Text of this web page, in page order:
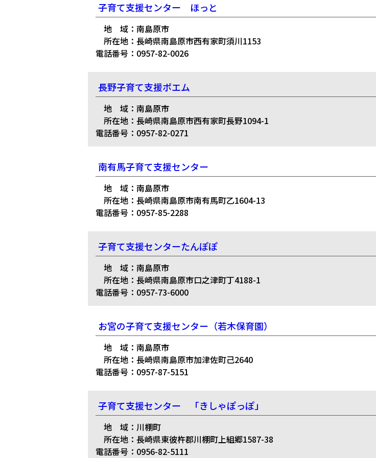
子育て支援センター ほっと
地 域：南島原市
所在地：長崎県南島原市西有家町須川1153
電話番号：0957-82-0026
長野子育て支援ポエム
地 域：南島原市
所在地：長崎県南島原市西有家町長野1094-1
電話番号：0957-82-0271
南有馬子育て支援センター
地 域：南島原市
所在地：長崎県南島原市南有馬町乙1604-13
電話番号：0957-85-2288
子育て支援センターたんぽぽ
地 域：南島原市
所在地：長崎県南島原市口之津町丁4188-1
電話番号：0957-73-6000
お宮の子育て支援センター（若木保育園）
地 域：南島原市
所在地：長崎県南島原市加津佐町己2640
電話番号：0957-87-5151
子育て支援センター 「きしゃぽっぽ」
地 域：川棚町
所在地：長崎県東彼杵郡川棚町上組郷1587-38
電話番号：0956-82-5111